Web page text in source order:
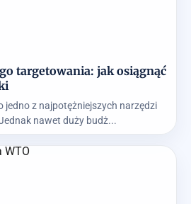
targetowania: jak osiągnąć
jedno z najpotężniejszych narzędzi
nawet duży budż...